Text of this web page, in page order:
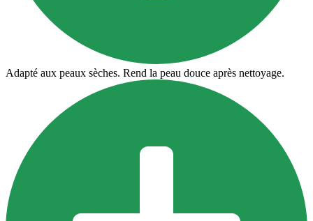
Adapté aux peaux sèches. Rend la peau douce après nettoyage.